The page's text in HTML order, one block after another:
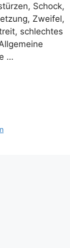
Schock,
Zweifel,
schlechtes
…